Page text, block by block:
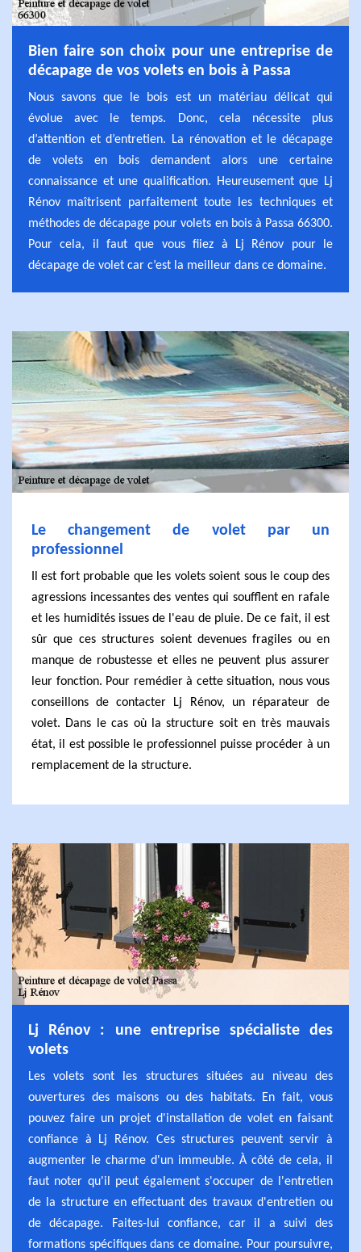
Bien faire son choix pour une entreprise de
décapage de vos volets en bois à Passa
Nous savons que le bois est un matériau délicat qui
évolue avec le temps. Donc, cela nécessite plus
d’attention et d’entretien. La rénovation et le décapage
de volets en bois demandent alors une certaine
connaissance et une qualification. Heureusement que Lj
Rénov maîtrisent parfaitement toute les techniques et
méthodes de décapage pour volets en bois à Passa 66300.
Pour cela, il faut que vous fiiez à Lj Rénov pour le
décapage de volet car c’est la meilleur dans ce domaine.
Le changement de volet par un
professionnel
Il est fort probable que les volets soient sous le coup des
agressions incessantes des ventes qui soufflent en rafale
et les humidités issues de l'eau de pluie. De ce fait, il est
sûr que ces structures soient devenues fragiles ou en
manque de robustesse et elles ne peuvent plus assurer
leur fonction. Pour remédier à cette situation, nous vous
conseillons de contacter Lj Rénov, un réparateur de
volet. Dans le cas où la structure soit en très mauvais
état, il est possible le professionnel puisse procéder à un
remplacement de la structure.
Lj Rénov : une entreprise spécialiste des
volets
Les volets sont les structures situées au niveau des
ouvertures des maisons ou des habitats. En fait, vous
pouvez faire un projet d'installation de volet en faisant
confiance à Lj Rénov. Ces structures peuvent servir à
augmenter le charme d'un immeuble. À côté de cela, il
faut noter qu'il peut également s'occuper de l'entretien
de la structure en effectuant des travaux d'entretien ou
de décapage. Faites-lui confiance, car il a suivi des
formations spécifiques dans ce domaine. Pour poursuivre,